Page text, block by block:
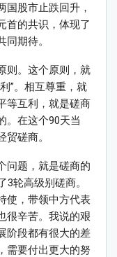
国股市止跌回升，
首的共识，体现了
期待。
则。这个原则，就
”。相互尊重，就
等互利，就是磋商
。在这个90天当
磋商。
问题，就是磋商的
轮高级别磋商。
使，带领中方代表
很辛苦。我说的艰
阶段都有很大的差
需要付出更大的努